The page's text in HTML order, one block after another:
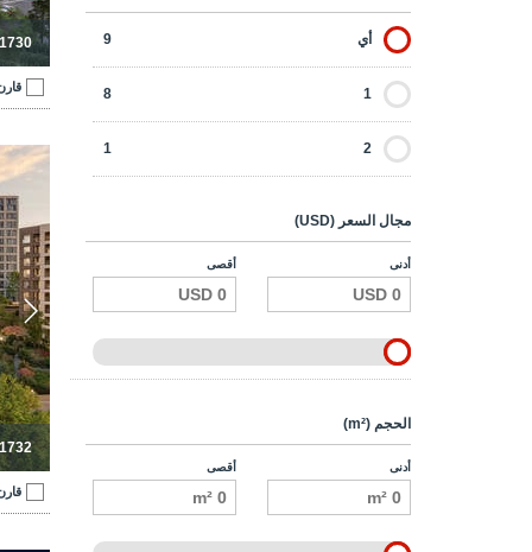
أي 9
1
8
2
1
مجال السعر (USD)
أدنى أقصى
الحجم (m²)
أدنى أقصى